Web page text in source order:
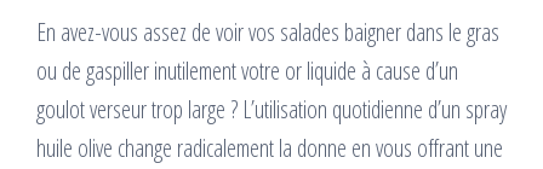
En avez-vous assez de voir vos salades baigner dans le gras
ou de gaspiller inutilement votre or liquide à cause d’un
goulot verseur trop large ? L’utilisation quotidienne d’un spray
huile olive change radicalement la donne en vous offrant une